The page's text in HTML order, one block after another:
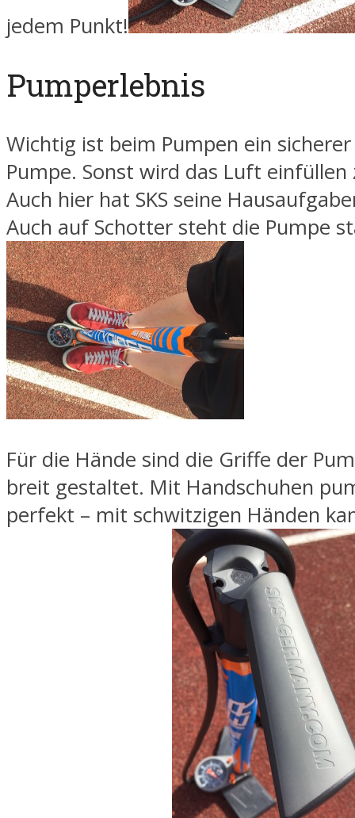
jedem Punkt!
Pumperlebnis
Wichtig ist beim Pumpen ein
Pumpe. Sonst wird das Luft
Auch hier hat SKS seine
Auch auf Schotter steht die Pumpe
Für die Hände sind die Griffe der
breit gestaltet. Mit Handschuhen
perfekt – mit schwitzigen Händen